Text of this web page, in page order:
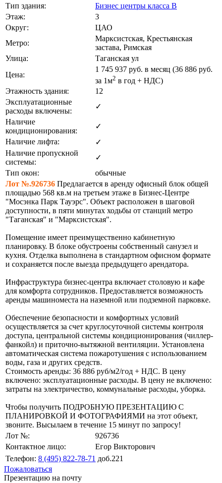
Тип здания:
Бизнес центры класса B
Этаж:
3
Округ:
ЦАО
Метро:
Марксистская, Крестьянская
застава, Римская
Улица:
Таганская ул
Цена:
1 745 937 руб. в месяц (36 886 руб.
за 1м2 в год + НДС)
Этажность здания:
12
Эксплуатационные
расходы включены:
✓
Наличие
кондиционирования:
✓
Наличие лифта:
✓
Наличие пропускной
системы:
✓
Тип окон:
обычные
Лот №.926736 Предлагается в аренду офисный блок общей
площадью 568 кв.м на третьем этаже в Бизнес-Центре
"Мосэнка Парк Тауэрс". Объект расположен в шаговой
доступности, в пяти минутах ходьбы от станций метро
"Таганская" и "Марксистская".
Помещение имеет преимущественно кабинетную
планировку. В блоке обустроены собственный санузел и
кухня. Отделка выполнена в стандартном офисном формате
и сохраняется после выезда предыдущего арендатора.
Инфраструктура бизнес-центра включает столовую и кафе
для комфорта сотрудников. Предоставляется возможность
аренды машиноместа на наземной или подземной парковке.
Обеспечение безопасности и комфортных условий
осуществляется за счет круглосуточной системы контроля
доступа, центральной системы кондиционирования (чиллер-
фанкойл) и приточно-вытяжной вентиляции. Установлена
автоматическая система пожаротушения с использованием
воды, газа и других средств.
Стоимость аренды: 36 886 руб/м2/год + НДС. В цену
включено: эксплуатационные расходы. В цену не включено:
затраты на электричество, коммунальные расходы, уборка.
Чтобы получить ПОДРОБНУЮ ПРЕЗЕНТАЦИЮ С
ПЛАНИРОВКОЙ И ФОТОГРАФИЯМИ на этот объект,
звоните. Высылаем в течение 15 минут по запросу!
Лот №:
926736
Контактное лицо:
Егор Викторович
Телефон: 8 (495) 822-78-71 доб.221
Пожаловаться
Презентацию на почту